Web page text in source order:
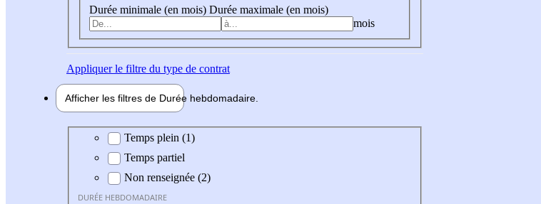
Durée minimale (en mois) Durée maximale (en mois)
mois
Appliquerle filtre du type de contrat
Afficher les filtres de Durée hebdomadaire
Durée hebdomadaire
Temps plein (1)
Temps partiel
Non renseignée (2)
DURÉE HEBDOMADAIRE